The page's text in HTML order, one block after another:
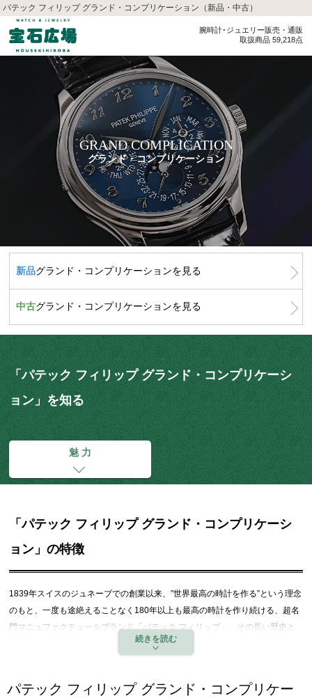
パテック フィリップ グランド・コンプリケーション（新品・中古）
腕時計･ジュエリー販売・通販
取扱商品 59,218点
GRAND COMPLICATION
グランド・コンプリケーション
新品グランド・コンプリケーションを見る
中古グランド・コンプリケーションを見る
「パテック フィリップ グランド・コンプリケーシ
ョン」を知る
魅 力
「パテック フィリップ グランド・コンプリケーシ
ョン」の特徴
1839年スイスのジュネーブでの創業以来、”世界最高の時計を作る”という理念
のもと、一度も途絶えることなく180年以上も最高の時計を作り続ける、超名
門マニュファクチュールブランド「パテック フィリップ」。その長い歴史と
卓越した時計製造技術を凝縮したシンボル的な存在が、コレクションの最上位
パテック フィリップ グランド・コンプリケー